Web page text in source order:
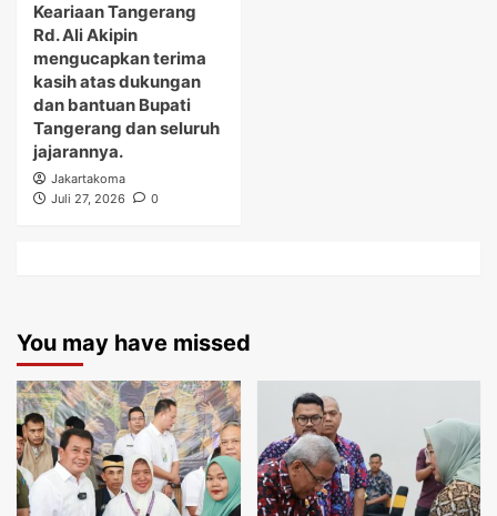
Keariaan Tangerang
Rd. Ali Akipin
mengucapkan terima
kasih atas dukungan
dan bantuan Bupati
Tangerang dan seluruh
jajarannya.
Jakartakoma
Juli 27, 2026
0
You may have missed